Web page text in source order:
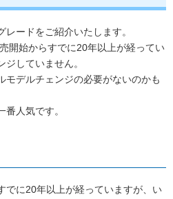
ードをご紹介いたします。
開始からすでに20年以上が経ってい
ジしていません。
モデルチェンジの必要がないのかも
人気です。
でに20年以上が経っていますが、い